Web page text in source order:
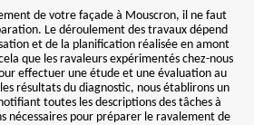
de votre façade à Mouscron, il ne faut
Le déroulement des travaux dépend
et de la planification réalisée en amont
que les ravaleurs expérimentés chez-nous
effectuer une étude et une évaluation au
résultats du diagnostic, nous établirons un
toutes les descriptions des tâches à
nécessaires pour préparer le ravalement de